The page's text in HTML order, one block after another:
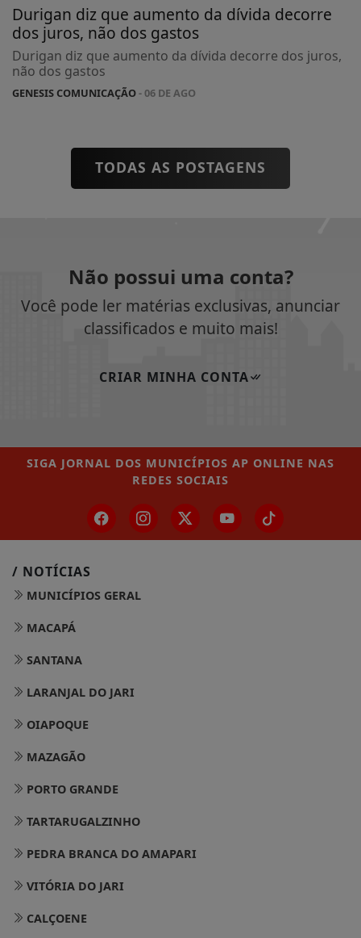
Durigan diz que aumento da dívida decorre
dos juros, não dos gastos
Durigan diz que aumento da dívida decorre dos juros,
não dos gastos
GENESIS COMUNICAÇÃO- 06 DE AGO
TODAS AS POSTAGENS
Não possui uma conta?
Você pode ler matérias exclusivas, anunciar
classificados e muito mais!
CRIAR MINHA CONTA
SIGA JORNAL DOS MUNICÍPIOS AP ONLINE NAS
REDES SOCIAIS
/ NOTÍCIAS
MUNICÍPIOS GERAL
MACAPÁ
SANTANA
LARANJAL DO JARI
OIAPOQUE
MAZAGÃO
PORTO GRANDE
TARTARUGALZINHO
PEDRA BRANCA DO AMAPARI
VITÓRIA DO JARI
CALÇOENE